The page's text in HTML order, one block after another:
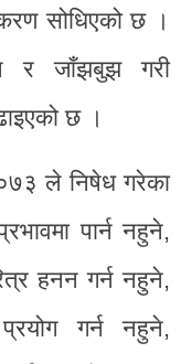
सोधिएको छ ।
र जाँझबुझ गरी
छ ।
ले निषेध गरेका
पार्न नहुने,
हनन गर्न नहुने,
गर्न नहुने,